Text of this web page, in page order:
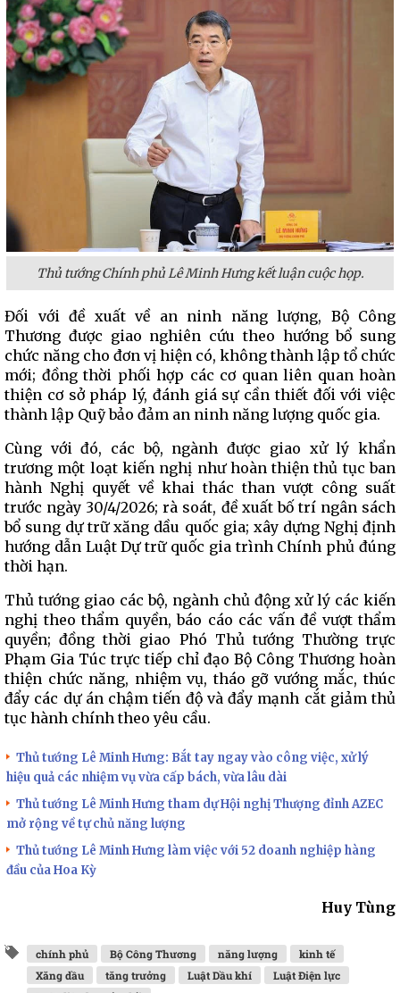
Thủ tướng Chính phủ Lê Minh Hưng kết luận cuộc họp.
Đối với đề xuất về an ninh năng lượng, Bộ Công
Thương được giao nghiên cứu theo hướng bổ sung
chức năng cho đơn vị hiện có, không thành lập tổ chức
mới; đồng thời phối hợp các cơ quan liên quan hoàn
thiện cơ sở pháp lý, đánh giá sự cần thiết đối với việc
thành lập Quỹ bảo đảm an ninh năng lượng quốc gia.
Cùng với đó, các bộ, ngành được giao xử lý khẩn
trương một loạt kiến nghị như hoàn thiện thủ tục ban
hành Nghị quyết về khai thác than vượt công suất
trước ngày 30/4/2026; rà soát, đề xuất bố trí ngân sách
bổ sung dự trữ xăng dầu quốc gia; xây dựng Nghị định
hướng dẫn Luật Dự trữ quốc gia trình Chính phủ đúng
thời hạn.
Thủ tướng giao các bộ, ngành chủ động xử lý các kiến
nghị theo thẩm quyền, báo cáo các vấn đề vượt thẩm
quyền; đồng thời giao Phó Thủ tướng Thường trực
Phạm Gia Túc trực tiếp chỉ đạo Bộ Công Thương hoàn
thiện chức năng, nhiệm vụ, tháo gỡ vướng mắc, thúc
đẩy các dự án chậm tiến độ và đẩy mạnh cắt giảm thủ
tục hành chính theo yêu cầu.
Thủ tướng Lê Minh Hưng: Bắt tay ngay vào công việc, xử lý
hiệu quả các nhiệm vụ vừa cấp bách, vừa lâu dài
Thủ tướng Lê Minh Hưng tham dự Hội nghị Thượng đỉnh AZEC
mở rộng về tự chủ năng lượng
Thủ tướng Lê Minh Hưng làm việc với 52 doanh nghiệp hàng
đầu của Hoa Kỳ
Huy Tùng
chính phủ Bộ Công Thương năng lượng
kinh tế
Xăng dầu
tăng trưởng Luật Dầu khí
Luật Điện lực